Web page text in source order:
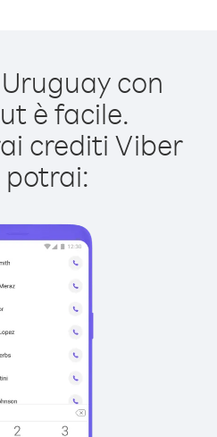
con
è facile.
crediti Viber